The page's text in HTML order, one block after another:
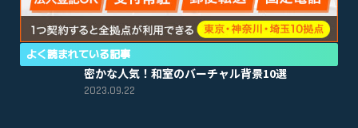
よく読まれている記事
密かな人気！和室のバーチャル背景10選
2023.09.22